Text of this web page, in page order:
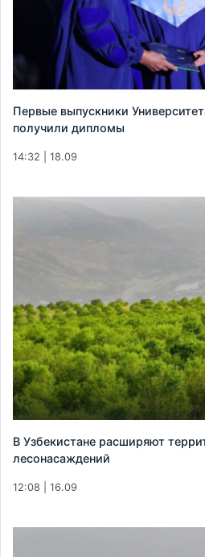
Первые выпускники
получили дипломы
14:32 | 18.09
В Узбекистане расширяют
лесонасаждений
12:08 | 16.09